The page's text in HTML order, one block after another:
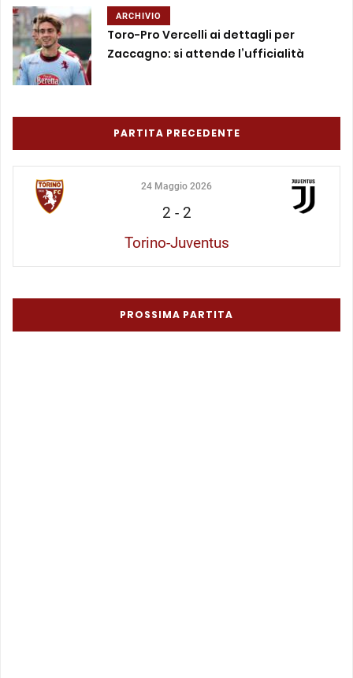
ARCHIVIO
Toro-Pro Vercelli ai dettagli per
Zaccagno: si attende l’ufficialità
PARTITA PRECEDENTE
24 Maggio 2026
2 - 2
Torino-Juventus
PROSSIMA PARTITA